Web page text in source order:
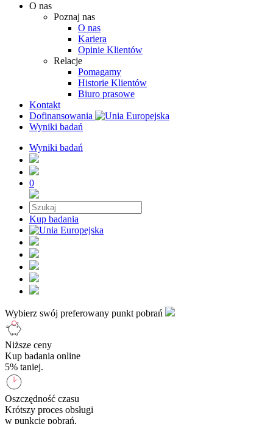
O nas
Poznaj nas
O nas
Kariera
Opinie Klientów
Relacje
Pomagamy
Historie Klientów
Biuro prasowe
Kontakt
Dofinansowania
Wyniki badań
Wyniki badań
0
Kup badania
Wybierz swój preferowany punkt pobrań
Niższe ceny
Kup badania online
5% taniej.
Oszczędność czasu
Krótszy proces obsługi
w punkcie pobrań.